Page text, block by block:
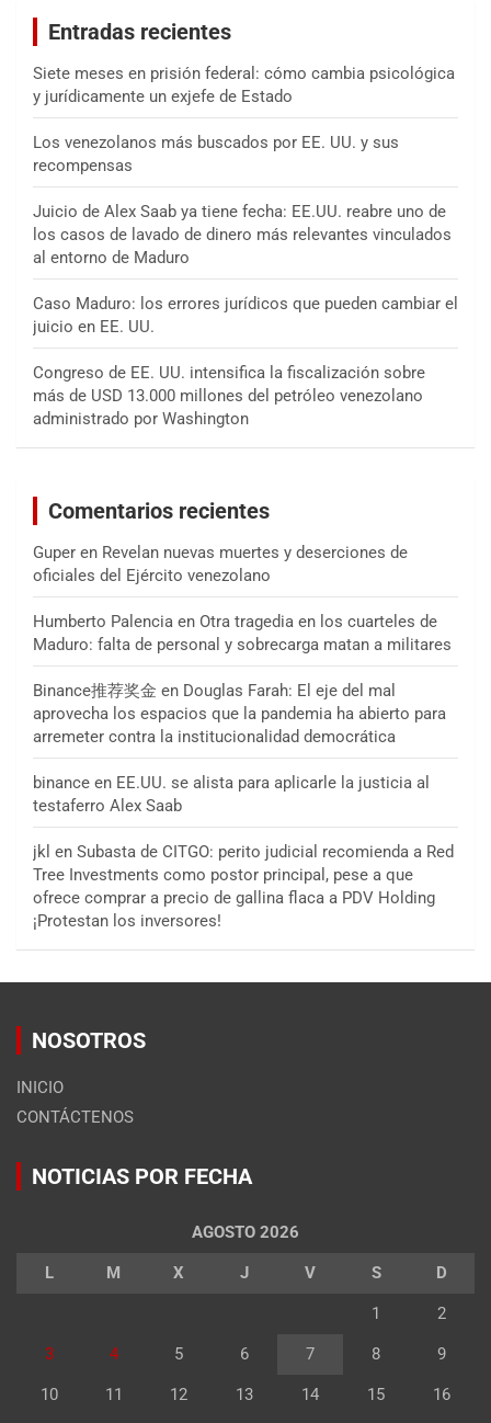
Entradas recientes
Siete meses en prisión federal: cómo cambia psicológica
y jurídicamente un exjefe de Estado
Los venezolanos más buscados por EE. UU. y sus
recompensas
Juicio de Alex Saab ya tiene fecha: EE.UU. reabre uno de
los casos de lavado de dinero más relevantes vinculados
al entorno de Maduro
Caso Maduro: los errores jurídicos que pueden cambiar el
juicio en EE. UU.
Congreso de EE. UU. intensifica la fiscalización sobre
más de USD 13.000 millones del petróleo venezolano
administrado por Washington
Comentarios recientes
Guper en Revelan nuevas muertes y deserciones de
oficiales del Ejército venezolano
Humberto Palencia en Otra tragedia en los cuarteles de
Maduro: falta de personal y sobrecarga matan a militares
Binance推荐奖金 en Douglas Farah: El eje del mal
aprovecha los espacios que la pandemia ha abierto para
arremeter contra la institucionalidad democrática
binance en EE.UU. se alista para aplicarle la justicia al
testaferro Alex Saab
jkl en Subasta de CITGO: perito judicial recomienda a Red
Tree Investments como postor principal, pese a que
ofrece comprar a precio de gallina flaca a PDV Holding
¡Protestan los inversores!
NOSOTROS
INICIO
CONTÁCTENOS
NOTICIAS POR FECHA
AGOSTO 2026
L M X J V S D
1 2
3 4 5 6 7 8 9
10 11 12 13 14 15 16